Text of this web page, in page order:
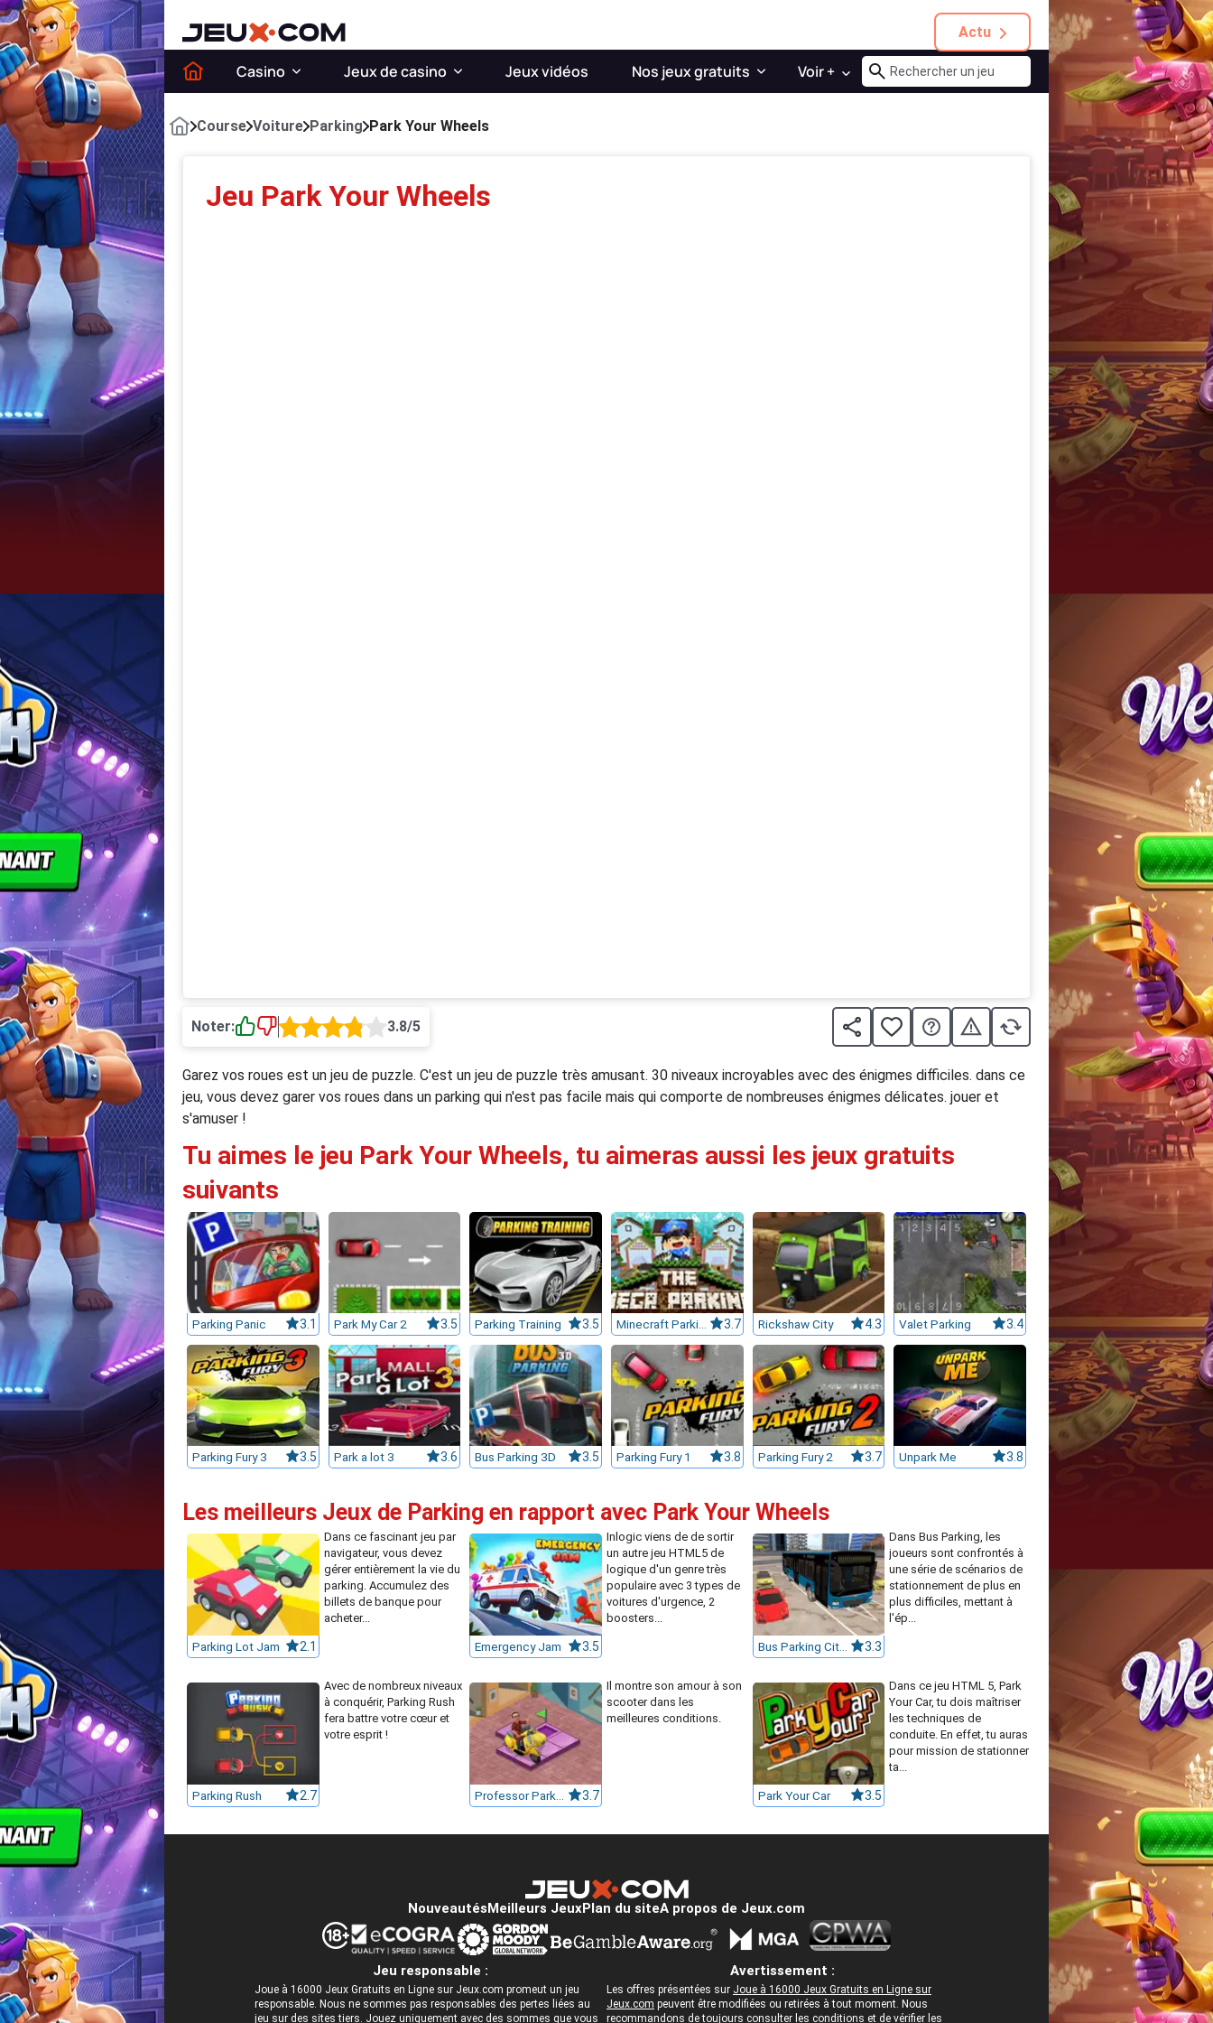
Actu
Casino Jeux de casino Jeux vidéos Nos jeux gratuits Voir +
Course Voiture Parking Park Your Wheels
Jeu Park Your Wheels
Noter: 3.8/5
Garez vos roues est un jeu de puzzle. C'est un jeu de puzzle très amusant. 30 niveaux incroyables avec des énigmes difficiles. dans ce
jeu, vous devez garer vos roues dans un parking qui n'est pas facile mais qui comporte de nombreuses énigmes délicates. jouer et
s'amuser !
Tu aimes le jeu Park Your Wheels, tu aimeras aussi les jeux gratuits
suivants
Parking Panic 3.1 Park My Car 2 3.5 Parking Training 3.5 Minecraft Parking 3.7 Rickshaw City 4.3 Valet Parking 3.4
Parking Fury 3 3.5 Park a lot 3 3.6 Bus Parking 3D 3.5 Parking Fury 1 3.8 Parking Fury 2 3.7 Unpark Me 3.8
Les meilleurs Jeux de Parking en rapport avec Park Your Wheels
Parking Lot Jam 2.1
Dans ce fascinant jeu par
navigateur, vous devez
gérer entièrement la vie du
parking. Accumulez des
billets de banque pour
acheter...
Emergency Jam 3.5
Inlogic viens de de sortir
un autre jeu HTML5 de
logique d'un genre très
populaire avec 3 types de
voitures d'urgence, 2
boosters...
Bus Parking Cityscape Depot 3.3
Dans Bus Parking, les
joueurs sont confrontés à
une série de scénarios de
stationnement de plus en
plus difficiles, mettant à
l'ép...
Parking Rush 2.7
Avec de nombreux niveaux
à conquérir, Parking Rush
fera battre votre cœur et
votre esprit !
3.7
Il montre son amour à son
scooter dans les
meilleures conditions.
Park Your Car 3.5
Dans ce jeu HTML 5, Park
Your Car, tu dois maîtriser
les techniques de
conduite. En effet, tu auras
pour mission de stationner
ta...
Nouveautés Meilleurs JeuxPlan du siteA propos de Jeux.com
Jeu responsable :
Joue à 16000 Jeux Gratuits en Ligne sur Jeux.com promeut un jeu
responsable. Nous ne sommes pas responsables des pertes liées au
jeu sur des sites tiers. Jouez uniquement avec des sommes que vous
Avertissement :
Les offres présentées sur Joue à 16000 Jeux Gratuits en Ligne sur
Jeux.com peuvent être modifiées ou retirées à tout moment. Nous
recommandons de toujours consulter les conditions et de vérifier les